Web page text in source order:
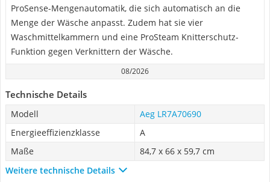
ProSense-Mengenautomatik, die sich automatisch an die
Menge der Wäsche anpasst. Zudem hat sie vier
Waschmittelkammern und eine ProSteam Knitterschutz-
Funktion gegen Verknittern der Wäsche.
08/2026
Technische Details
Modell
Aeg LR7A70690
Energieeffizienzklasse
A
Maße
84,7 x 66 x 59,7 cm
Weitere technische Details